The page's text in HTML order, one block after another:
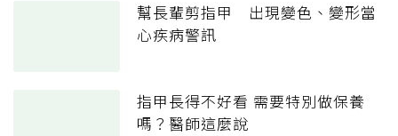
幫長輩剪指甲 出現變色、變形當
心疾病警訊
指甲長得不好看 需要特別做保養
嗎？醫師這麼說